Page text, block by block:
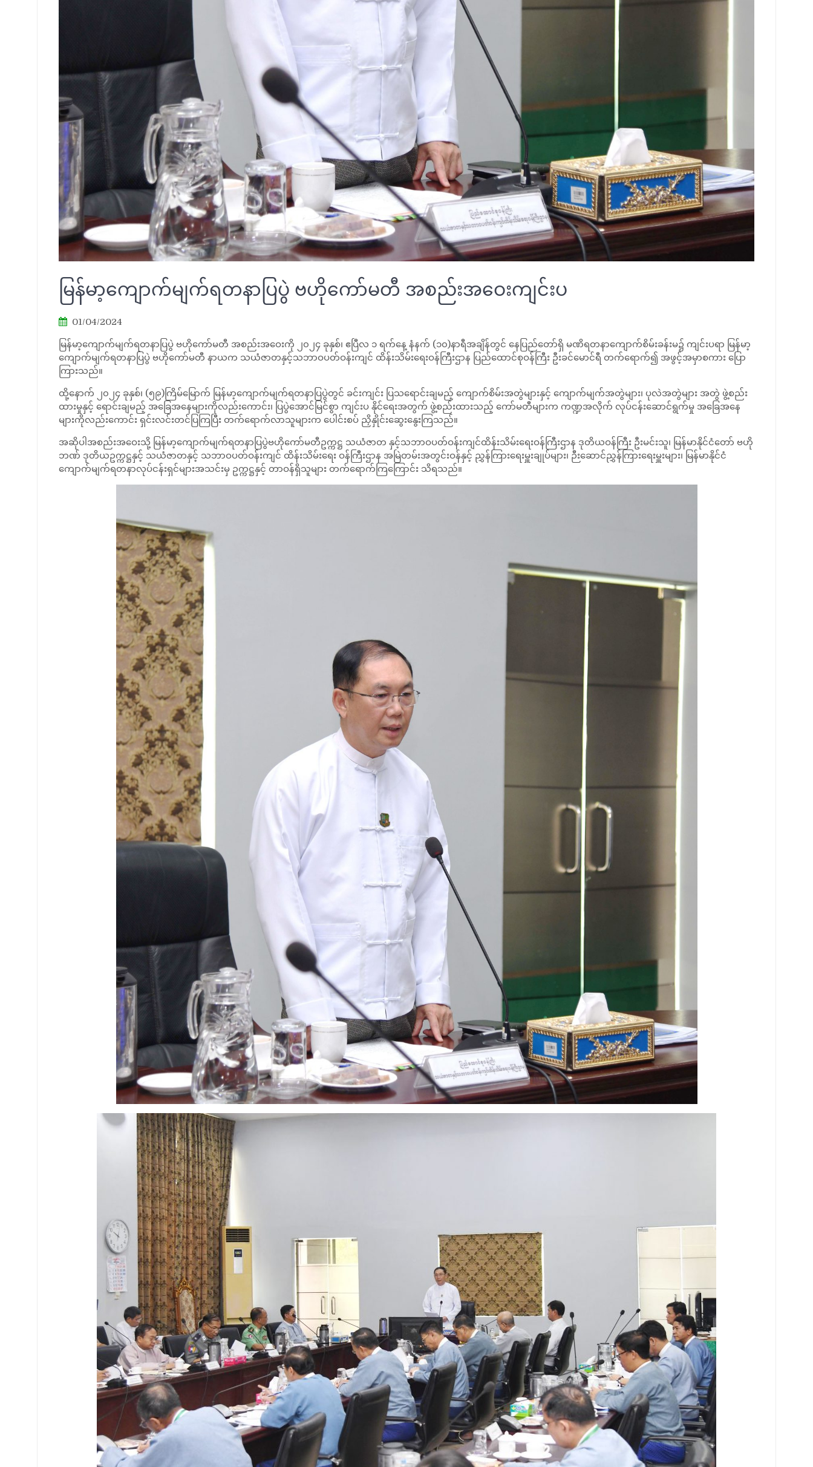
မြန်မာ့ကျောက်မျက်ရတနာပြပွဲ ဗဟိုကော်မတီ အစည်းအဝေးကျင်းပ
01/04/2024
မြန်မာ့ကျောက်မျက်ရတနာပြပွဲ ဗဟိုကော်မတီ အစည်းအဝေးကို ၂၀၂၄ ခုနှစ်၊ ဧပြီလ ၁ ရက်နေ့ နံနက် (၁၀)နာရီအချိန်တွင် နေပြည်တော်ရှိ မဏိရတနာကျောက်စိမ်းခန်းမ၌ ကျင်းပရာ မြန်မာ့
ကျောက်မျက်ရတနာပြပွဲ ဗဟိုကော်မတီ နာယက သယံဇာတနှင့်သဘာဝပတ်ဝန်းကျင် ထိန်းသိမ်းရေးဝန်ကြီးဌာန ပြည်ထောင်စုဝန်ကြီး ဦးခင်မောင်ရီ တက်ရောက်၍ အဖွင့်အမှာစကား ပြော
ကြားသည်။
ထို့နောက် ၂၀၂၄ ခုနှစ်၊ (၅၉)ကြိမ်မြောက် မြန်မာ့ကျောက်မျက်ရတနာပြပွဲတွင် ခင်းကျင်း ပြသရောင်းချမည့် ကျောက်စိမ်းအတွဲများနှင့် ကျောက်မျက်အတွဲများ၊ ပုလဲအတွဲများ အတွဲ ဖွဲ့စည်း
ထားမှုနှင့် ရောင်းချမည့် အခြေအနေများကိုလည်းကောင်း၊ ပြပွဲအောင်မြင်စွာ ကျင်းပ နိုင်ရေးအတွက် ဖွဲ့စည်းထားသည့် ကော်မတီများက ကဏ္ဍအလိုက် လုပ်ငန်းဆောင်ရွက်မှု အခြေအနေ
များကိုလည်းကောင်း ရှင်းလင်းတင်ပြကြပြီး တက်ရောက်လာသူများက ပေါင်းစပ် ညှိနှိုင်းဆွေးနွေးကြသည်။
အဆိုပါအစည်းအဝေးသို့ မြန်မာ့ကျောက်မျက်ရတနာပြပွဲဗဟိုကော်မတီဥက္ကဋ္ဌ သယံဇာတ နှင့်သဘာဝပတ်ဝန်းကျင်ထိန်းသိမ်းရေးဝန်ကြီးဌာန ဒုတိယဝန်ကြီး ဦးမင်းသူ၊ မြန်မာနိုင်ငံတော် ဗဟို
ဘဏ် ဒုတိယဥက္ကဋ္ဌနှင့် သယံဇာတနှင့် သဘာဝပတ်ဝန်းကျင် ထိန်းသိမ်းရေး ဝန်ကြီးဌာန အမြဲတမ်းအတွင်းဝန်နှင့် ညွှန်ကြားရေးမှူးချုပ်များ၊ ဉီးဆောင်ညွှန်ကြားရေးမှူးများ၊ မြန်မာနိုင်ငံ
ကျောက်မျက်ရတနာလုပ်ငန်းရှင်များအသင်းမှ ဥက္ကဋ္ဌနှင့် တာဝန်ရှိသူများ တက်ရောက်ကြကြောင်း သိရသည်။